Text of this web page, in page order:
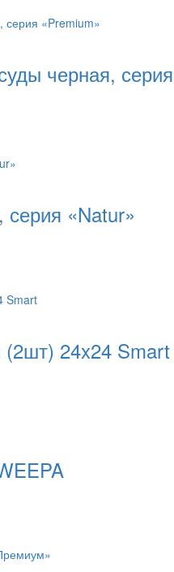
черная, серия
«Natur»
24x24 Smart